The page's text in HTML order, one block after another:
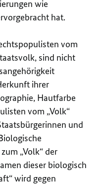
wie
hat.
vom
sind nicht
ihrer
Hautfarbe
vom „Volk“
und
„Volk“ der
dieser biologisch
wird gegen